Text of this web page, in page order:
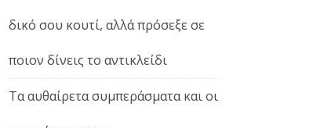
δικό σου κουτί, αλλά πρόσεξε σε
ποιον δίνεις το αντικλείδι
Τα αυθαίρετα συμπεράσματα και οι